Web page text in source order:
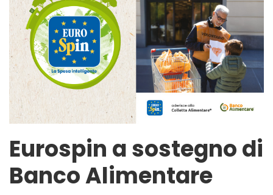
Eurospin a sostegno di
Banco Alimentare